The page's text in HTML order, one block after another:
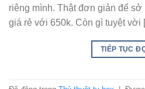
riêng mình. Thật đơn giản để
giá rẻ với 650k. Còn gì tuyệt vời
TIẾP TỤC